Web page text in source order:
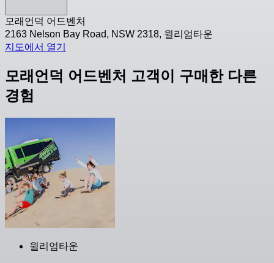
모래언덕 어드벤처
2163 Nelson Bay Road, NSW 2318, 윌리엄타운
지도에서 열기
모래언덕 어드벤처 고객이 구매한 다른
경험
윌리엄타운